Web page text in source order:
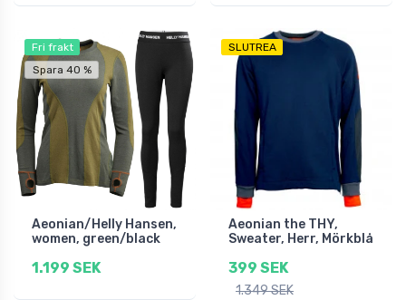
Fri frakt
Spara 40 %
Aeonian/Helly Hansen,
women, green/black
1.199 SEK
SLUTREA
Aeonian the THY,
Sweater, Herr, Mörkblå
399 SEK
1.349 SEK